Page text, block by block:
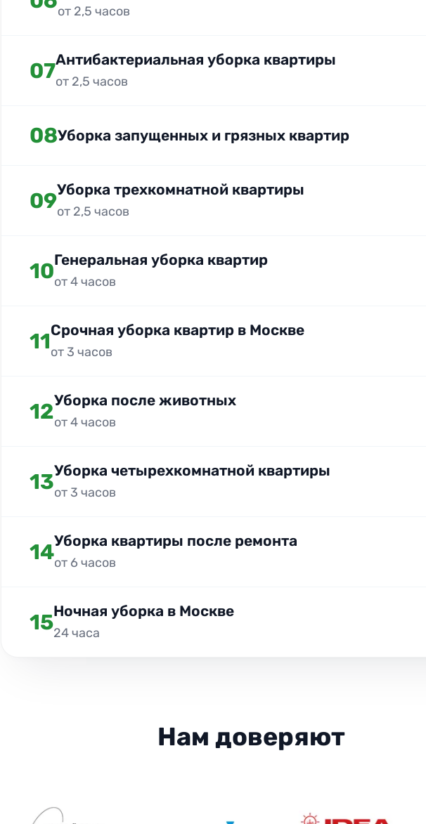
от 2,5 часов
07Антибактериальная уборка квартиры
от 2,5 часов
08Уборка запущенных и грязных квартир
09Уборка трехкомнатной квартиры
от 2,5 часов
10Генеральная уборка квартир
от 4 часов
11Срочная уборка квартир в Москве
от 3 часов
12Уборка после животных
от 4 часов
13Уборка четырехкомнатной квартиры
от 3 часов
14Уборка квартиры после ремонта
от 6 часов
15Ночная уборка в Москве
24 часа
Нам доверяют